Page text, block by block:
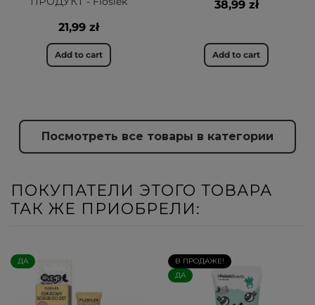
21,99 zł
Add to cart
38,99 zł
Add to cart
Посмотреть все товары в категории
ПОКУПАТЕЛИ ЭТОГО ТОВАРА
ТАК ЖЕ ПРИОБРЕЛИ:
ДА
В ПРОДАЖЕ!
ДА